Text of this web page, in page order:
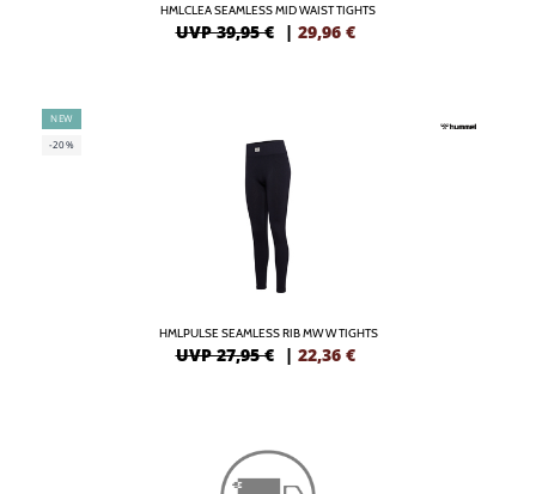
HMLCLEA SEAMLESS MID WAIST TIGHTS
UVP 39,95 € | 29,96 €
NEW
-20%
HMLPULSE SEAMLESS RIB MW W TIGHTS
UVP 27,95 € | 22,36 €